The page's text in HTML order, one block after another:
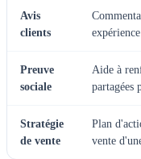
Avis
clients
Preuve
sociale
Aide à
partagées
Stratégie
de vente
Plan
vente